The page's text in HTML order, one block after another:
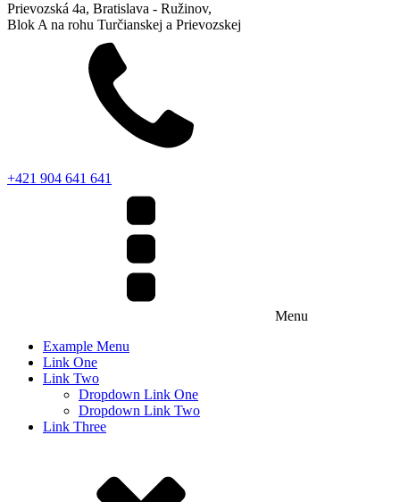
Prievozská 4a, Bratislava - Ružinov,
Blok A na rohu Turčianskej a Prievozskej
+421 904 641 641
Menu
Example Menu
Link One
Link Two
Dropdown Link One
Dropdown Link Two
Link Three